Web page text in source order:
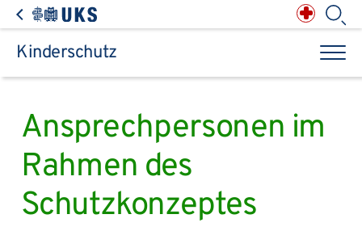
Direkt zum Inhalt springen
Kinderschutz
Suchbegriff
Kliniken & medizinische Einrichtungen
Pathologie &
Rechtsmedizin
Radiodiagnostik,
Nuklearmedizin &
Transplantationen
Urologie & Kinderurologie
Patienten & Besucher
Ansprechpersonen im
Rahmen des
Schutzkonzeptes